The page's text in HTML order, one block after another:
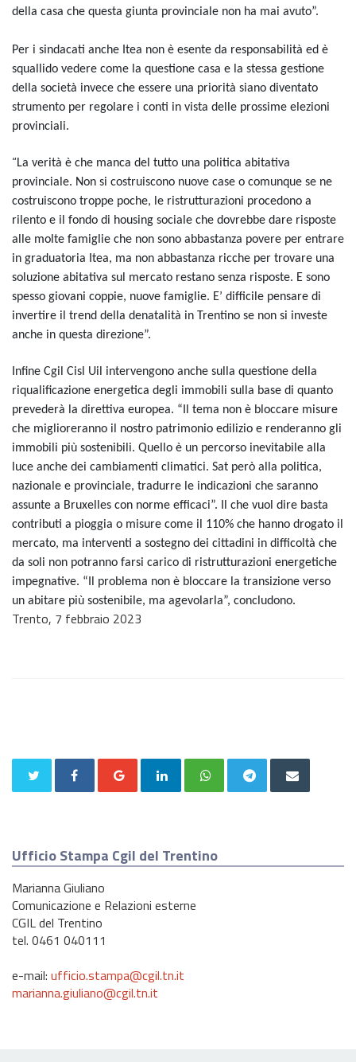
della casa che questa giunta provinciale non ha mai avuto”.
Per i sindacati anche Itea non è esente da responsabilità ed è
squallido vedere come la questione casa e la stessa gestione
della società invece che essere una priorità siano diventato
strumento per regolare i conti in vista delle prossime elezioni
provinciali.
“La verità è che manca del tutto una politica abitativa
provinciale. Non si costruiscono nuove case o comunque se ne
costruiscono troppe poche, le ristrutturazioni procedono a
rilento e il fondo di housing sociale che dovrebbe dare risposte
alle molte famiglie che non sono abbastanza povere per entrare
in graduatoria Itea, ma non abbastanza ricche per trovare una
soluzione abitativa sul mercato restano senza risposte. E sono
spesso giovani coppie, nuove famiglie. E’ difficile pensare di
invertire il trend della denatalità in Trentino se non si investe
anche in questa direzione”.
Infine Cgil Cisl Uil intervengono anche sulla questione della
riqualificazione energetica degli immobili sulla base di quanto
prevederà la direttiva europea. “Il tema non è bloccare misure
che miglioreranno il nostro patrimonio edilizio e renderanno gli
immobili più sostenibili. Quello è un percorso inevitabile alla
luce anche dei cambiamenti climatici. Sat però alla politica,
nazionale e provinciale, tradurre le indicazioni che saranno
assunte a Bruxelles con norme efficaci”. Il che vuol dire basta
contributi a pioggia o misure come il 110% che hanno drogato il
mercato, ma interventi a sostegno dei cittadini in difficoltà che
da soli non potranno farsi carico di ristrutturazioni energetiche
impegnative. “Il problema non è bloccare la transizione verso
un abitare più sostenibile, ma agevolarla”, concludono.
Trento, 7 febbraio 2023
Ufficio Stampa Cgil del Trentino
Marianna Giuliano
Comunicazione e Relazioni esterne
CGIL del Trentino
tel. 0461 040111
e-mail: ufficio.stampa@cgil.tn.it
marianna.giuliano@cgil.tn.it